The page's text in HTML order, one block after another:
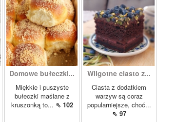
Domowe bułeczki...
Miękkie i puszyste
bułeczki maślane z
kruszonką to... ⇖ 102
Wilgotne ciasto z...
Ciasta z dodatkiem
warzyw są coraz
popularniejsze, choć...
⇖ 97